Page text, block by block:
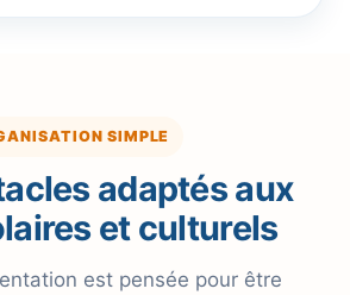
SIMPLE
adaptés aux
et culturels
est pensée pour être